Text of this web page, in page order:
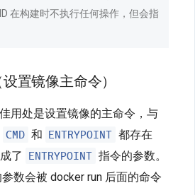
在构建时不执行任何操作，但会指
置镜像主命令）
用处是设置镜像的主命令，与
CMD 和 ENTRYPOINT 都存在
了 ENTRYPOINT 指令的参数。
数会被 docker run 后面的命令